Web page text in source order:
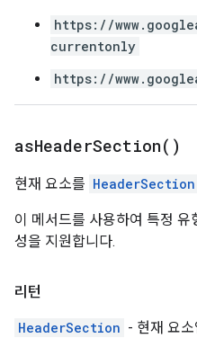
https://
currentonly
https://
asHeaderSection( )
현재 요소를 HeaderSection
이 메서드를 사용하여 특정
성을 지원합니다.
리턴
HeaderSection - 현재 요소